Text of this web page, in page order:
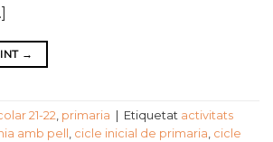
→
21-22, primaria Etiquetat activitats
amb pell , cicle inicial de primaria, cicle